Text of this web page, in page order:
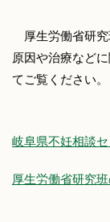
厚生労働省研究
原因や治療など
てご覧ください。
岐阜県不妊相談
厚生労働省研究